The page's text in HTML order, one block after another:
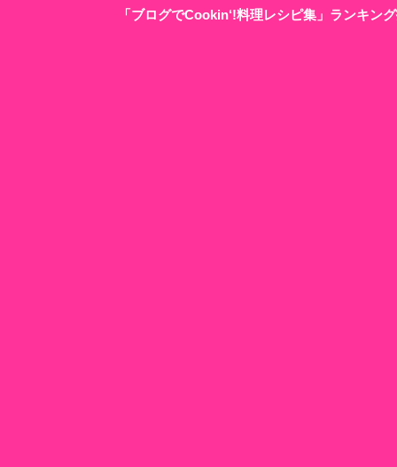
「ブログでCookin‘!料理レシピ集」ランキン